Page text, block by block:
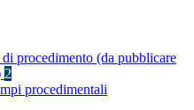
procedimento (da pubblicare
2
procedimentali